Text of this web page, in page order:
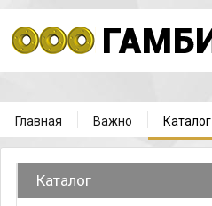
Главная Важно Каталог
Каталог